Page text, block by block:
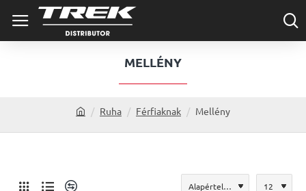
MELLÉNY
o
Ruha Férfiaknak Mellény